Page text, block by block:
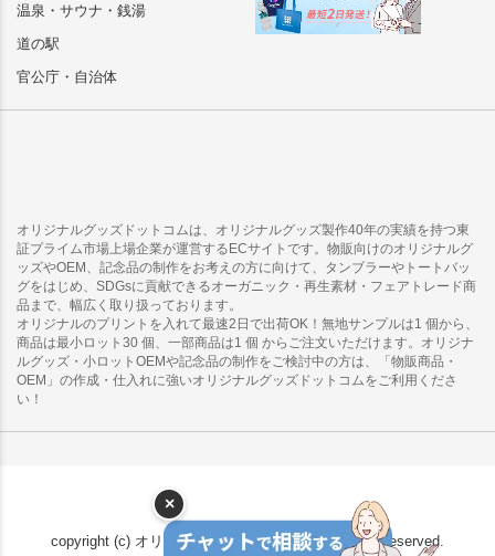
温泉・サウナ・銭湯
道の駅
官公庁・自治体
オリジナルグッズドットコムは、オリジナルグッズ製作40年の実績を持つ東
証プライム市場上場企業が運営するECサイトです。物販向けのオリジナルグ
ッズやOEM、記念品の制作をお考えの方に向けて、タンブラーやトートバッ
グをはじめ、SDGsに貢献できるオーガニック・再生素材・フェアトレード商
品まで、幅広く取り扱っております。
オリジナルのプリントを入れて最速2日で出荷OK！無地サンプルは1 個から、
商品は最小ロット30 個、一部商品は1 個 からご注文いただけます。オリジナ
ルグッズ・小ロットOEMや記念品の制作をご検討中の方は、「物販商品・
OEM」の作成・仕入れに強いオリジナルグッズドットコムをご利用くださ
い！
copyright (c) オリジナルグッズドットコム all rights reserved.
×